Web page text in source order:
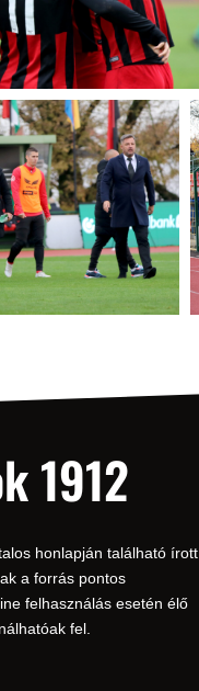
1912
honlapján található írott
a forrás pontos
felhasználás esetén élő
fel.